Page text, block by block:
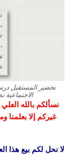
تحضير المستقبل
الاجتماعية
نسألكم بالله
غيركم إلا بعلمنا
لا نحل لكم بيع هذا